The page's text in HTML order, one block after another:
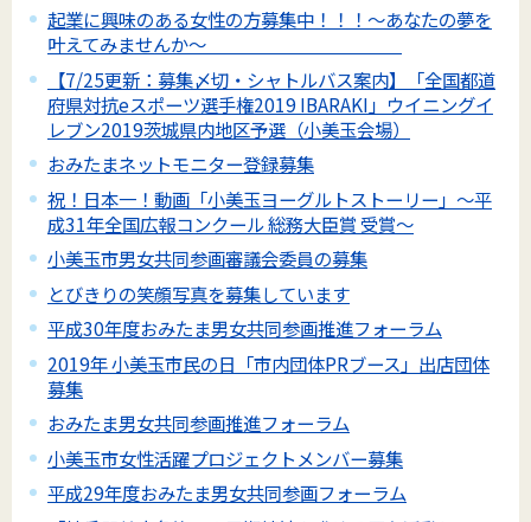
起業に興味のある女性の方募集中！！！～あなたの夢を
叶えてみませんか～
【7/25更新：募集〆切・シャトルバス案内】「全国都道
府県対抗eスポーツ選手権2019 IBARAKI」ウイニングイ
レブン2019茨城県内地区予選（小美玉会場）
おみたまネットモニター登録募集
祝！日本一！動画「小美玉ヨーグルトストーリー」～平
成31年全国広報コンクール 総務大臣賞 受賞～
小美玉市男女共同参画審議会委員の募集
とびきりの笑顔写真を募集しています
平成30年度おみたま男女共同参画推進フォーラム
2019年 小美玉市民の日「市内団体PRブース」出店団体
募集
おみたま男女共同参画推進フォーラム
小美玉市女性活躍プロジェクトメンバー募集
平成29年度おみたま男女共同参画フォーラム